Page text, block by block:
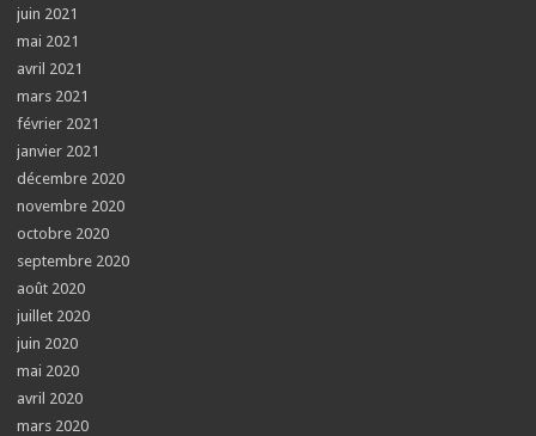
juin 2021
mai 2021
avril 2021
mars 2021
février 2021
janvier 2021
décembre 2020
novembre 2020
octobre 2020
septembre 2020
août 2020
juillet 2020
juin 2020
mai 2020
avril 2020
mars 2020